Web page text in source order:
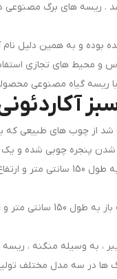
ریسه های برگ مصنوعی
شده بوده و به همین دلیل
و محیط های تجازی
ریسه گیاه مصنوعی
شد از چوب های طبیعی
شدن پنجره چوبی شده و یک
ها در سه مدل مختلف